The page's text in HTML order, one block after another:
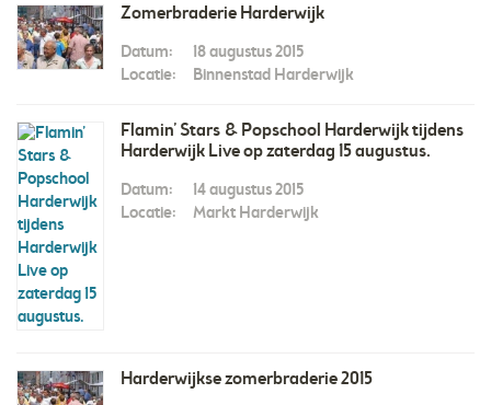
Zomerbraderie Harderwijk
Datum:
18 augustus 2015
Locatie:
Binnenstad Harderwijk
Flamin’ Stars & Popschool Harderwijk tijdens
Harderwijk Live op zaterdag 15 augustus.
Datum:
14 augustus 2015
Locatie:
Markt Harderwijk
Harderwijkse zomerbraderie 2015